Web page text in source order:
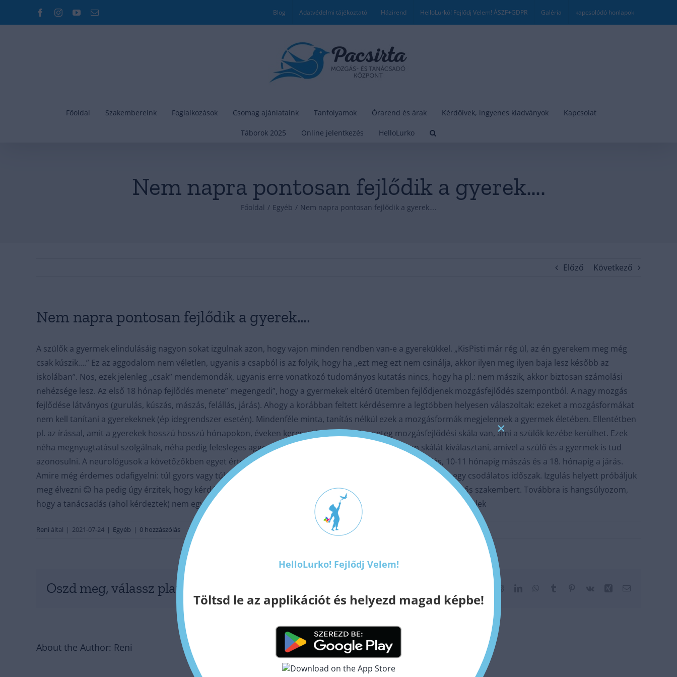
FacebookInstagramYouTubeEmail: Blog Adatvédelmi tájékoztató Házirend HelloLurkó! Fejlődj Velem! ÁSZF+GDPR Galéria kapcsolódó honlapok
Főoldal Szakembereink Foglalkozások Csomag ajánlataink Tanfolyamok Órarend és árak Kérdőívek, ingyenes kiadványok Kapcsolat
Táborok 2025 Online jelentkezés HelloLurko
Nem napra pontosan fejlődik a gyerek….
Főoldal / Egyéb / Nem napra pontosan fejlődik a gyerek….
Előző Következő
Nem napra pontosan fejlődik a gyerek….
A szülők a gyermek elindulásáig nagyon sokat izgulnak azon, hogy vajon minden rendben van-e a gyerekükkel. „KisPisti már rég ül, az én gyerekem meg még
csak kúszik….” Ez az aggodalom nem véletlen, ugyanis a csapból is az folyik, hogy ha „ezt meg ezt nem csinálja, akkor ilyen meg ilyen baja lesz később az
iskolában”. Nos, ezek jelenleg „csak” mendemondák, ugyanis erre vonatkozó tudományos kutatás nincs, hogy ha pl.: nem mászik, akkor biztosan számolási
nehézsége lesz. Az első 18 hónap fejlődés menete” megengedi”, hogy a gyermekek eltérő ütemben fejlődjenek mozgásfejlődés szempontból. A nagy mozgás
fejlődése látványos (gurulás, kúszás, mászás, felállás, járás). Ahogy a korábban feltett kérdésemre a legtöbben helyesen válaszoltak: ezeket a mozgásformákat
nem kell tanítani a gyerekeknek (ép idegrendszer esetén). Mindenféle minta, tanítás nélkül ezek a mozgásformák megjelennek a gyermek életében. Ellentétben
pl. az írással, amit a gyerekek hosszú hosszú hónapokon, éveken keresztül tanulnak. Rengeteg mozgásfejlődési skála van, ami a szülők kezébe kerülhet. Ezek
néha megnyugtatásul szolgálnak, néha pedig felesleges aggodalomra adnak okot. Érdemes egy olyan skálát kiválasztani, amivel a szülő és a gyermek is tud
azonosulni. A neurológusok a követőzőkben egyet értenek (nagyjából): jó ha megjelenik: 6. hónapig gurulás, 10-11 hónapig mászás és a 18. hónapig a járás.
Amire még érdemes odafigyelni: túl gyors vagy túl lassú fejlődés, aszimmetrikus mozgásformák elkerülése. Ez egy csodálatos időszak. Izgulás helyett próbáljuk
meg élvezni 😊 ha pedig úgy érzitek, hogy kérdésetek van, keressetek nyugodtan a közeletekben egy korai fejlesztős szakembert. Továbbra is hangsúlyozom,
hogy a tanácsadás (ahol kérdeztek) nem egyenlő a fejlesztéssel!! #konduktor #pacsirtafejlesztohaz #gyermekszemlelek
Reni által | 2021-07-24 | Egyéb | 0 hozzászólás
Oszd meg, válassz platformot! FacebookTwitter
About the Author: Reni
HelloLurko! Fejlődj Velem!​
Töltsd le az applikációt és helyezd magad képbe!
×